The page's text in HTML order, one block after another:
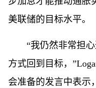
美联储的目标水平。
“我仍然非常担
方式回到目标，
会准备的发言中表示